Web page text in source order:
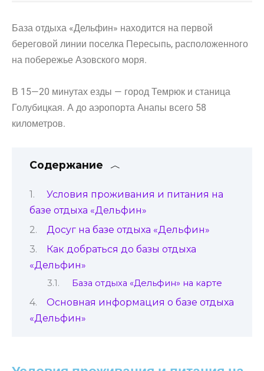
База отдыха «Дельфин» находится на первой
береговой линии поселка Пересыпь, расположенного
на побережье Азовского моря.
В 15—20 минутах езды — город Темрюк и станица
Голубицкая. А до аэропорта Анапы всего 58
километров.
Содержание
Условия проживания и питания на
базе отдыха «Дельфин»
Досуг на базе отдыха «Дельфин»
Как добраться до базы отдыха
«Дельфин»
База отдыха «Дельфин» на карте
Основная информация о базе отдыха
«Дельфин»